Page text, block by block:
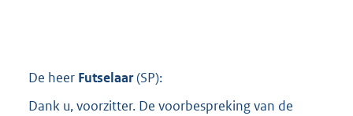
De heer Futselaar(SP):
Dank u, voorzitter. De voorbespreking van de